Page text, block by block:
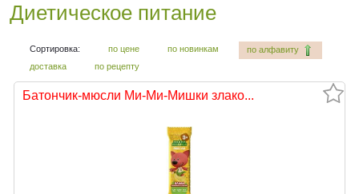
Диетическое питание
Сортировка: по цене по новинкам
по алфавиту
доставка
по рецепту
Батончик-мюсли Ми-Ми-Мишки злако...